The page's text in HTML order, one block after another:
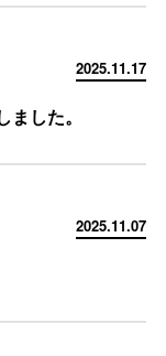
2025.11.17
した。
2025.11.07